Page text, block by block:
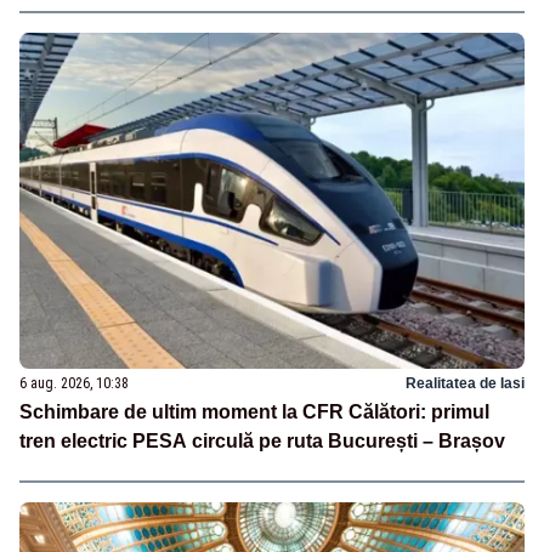
6 aug. 2026, 10:38 Realitatea de Iasi
Schimbare de ultim moment la CFR Călători: primul
tren electric PESA circulă pe ruta București – Brașov